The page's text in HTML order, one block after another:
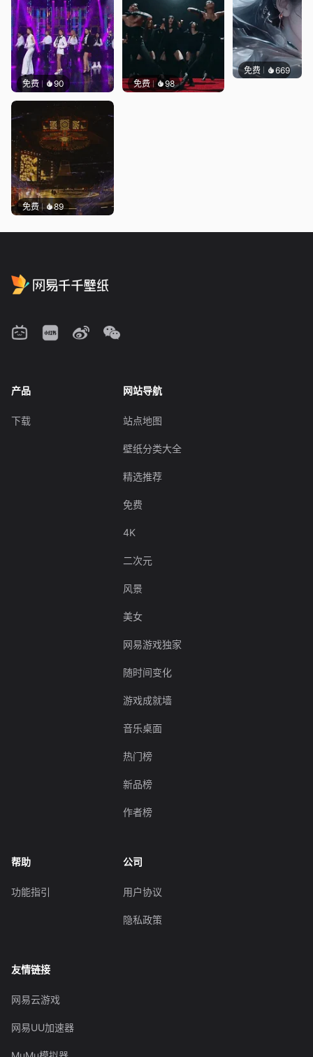
免费 90 免费 98
免费 89
免费 669星梦
产品
下载
网站导航
站点地图
壁纸分类大全
精选推荐
免费
4K
二次元
风景
美女
网易游戏独家
随时间变化
游戏成就墙
音乐桌面
热门榜
新品榜
作者榜
帮助
功能指引
公司
用户协议
隐私政策
友情链接
网易云游戏
网易UU加速器